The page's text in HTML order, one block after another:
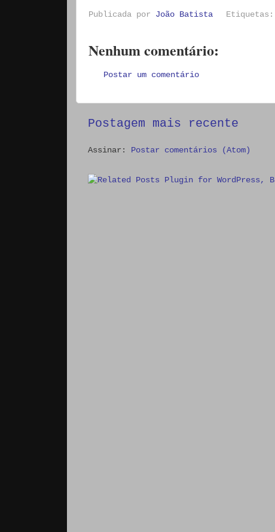
Publicada por João Batista Etiquetas:
Nenhum comentário:
Postar um comentário
Postagem mais recente
Assinar: Postar comentários (Atom)